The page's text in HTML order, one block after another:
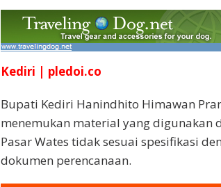
Kediri | pledoi.co
Bupati Kediri Hanindhito Himawan
menemukan material yang digunakan
Pasar Wates tidak sesuai spesifikasi
dokumen perencanaan.